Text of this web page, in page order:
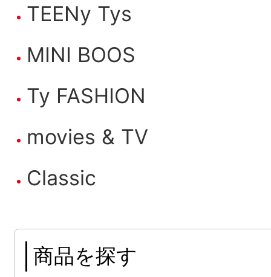
TEENy Tys
MINI BOOS
Ty FASHION
movies & TV
Classic
商品を探す